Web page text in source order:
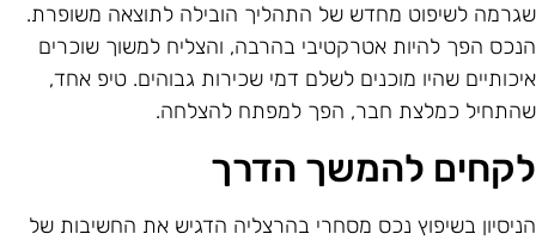
לשיפוט מחדש של התהליך הובילה לתוצאה משופרת.
הפך להיות אטרקטיבי בהרבה, והצליח למשוך שוכרים
שהיו מוכנים לשלם דמי שכירות גבוהים. טיפ אחד,
כמלצת חבר, הפך למפתח להצלחה.
להמשך הדרך
בשיפוץ נכס מסחרי בהרצליה הדגיש את החשיבות של